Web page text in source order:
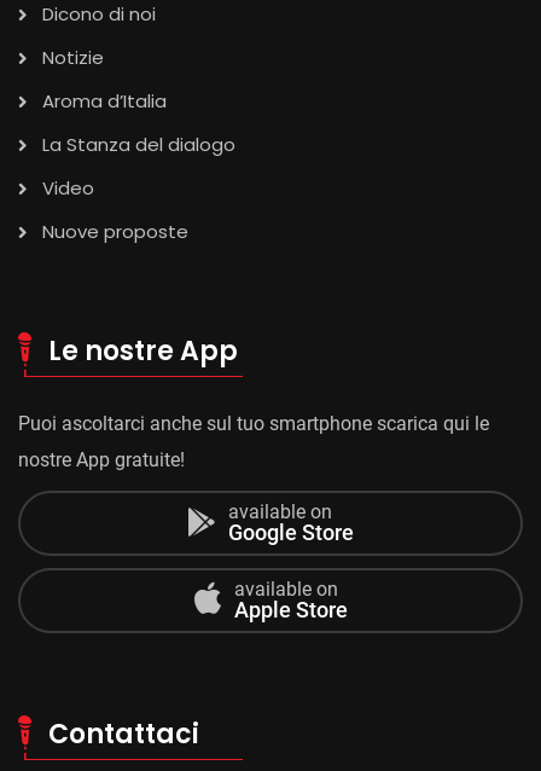
Dicono di noi
Notizie
Aroma d’Italia
La Stanza del dialogo
Video
Nuove proposte
Le nostre App
Puoi ascoltarci anche sul tuo smartphone scarica qui le
nostre App gratuite!
available on
Google Store
available on
Apple Store
Contattaci